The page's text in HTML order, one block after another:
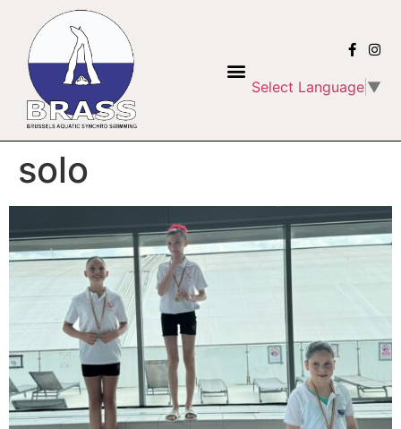
Select Language ▼
solo